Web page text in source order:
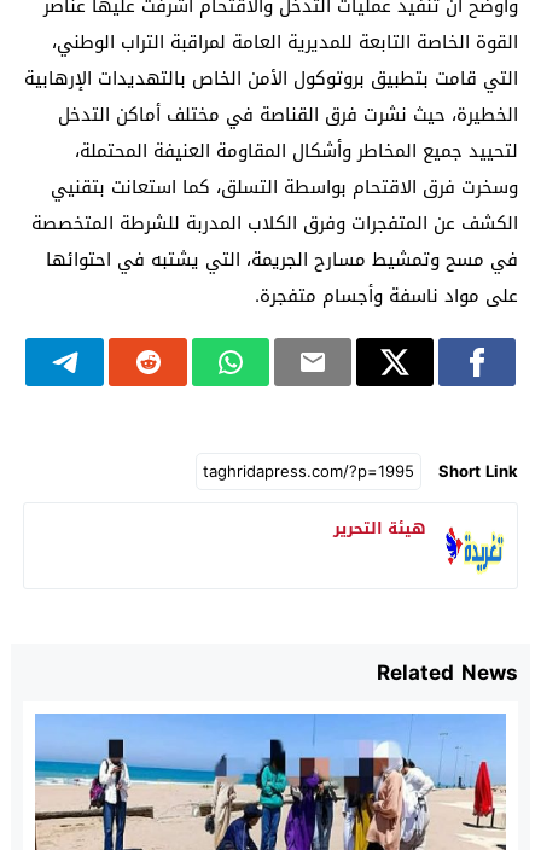
القوة الخاصة التابعة للمديرية العامة لمراقبة التراب الوطني،
التي قامت بتطبيق بروتوكول الأمن الخاص بالتهديدات الإرهابية
الخطيرة، حيث نشرت فرق القناصة في مختلف أماكن التدخل
لتحييد جميع المخاطر وأشكال المقاومة العنيفة المحتملة،
وسخرت فرق الاقتحام بواسطة التسلق، كما استعانت بتقنيي
الكشف عن المتفجرات وفرق الكلاب المدربة للشرطة المتخصصة
في مسح وتمشيط مسارح الجريمة، التي يشتبه في احتوائها
على مواد ناسفة وأجسام متفجرة.
Short Link
هيئة التحرير
Related News